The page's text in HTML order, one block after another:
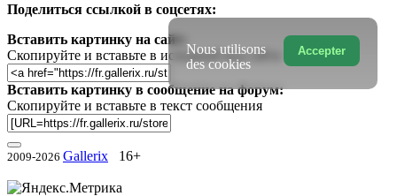
Поделиться ссылкой в соцсетях:
Вставить картинку на сайт:
Скопируйте и вставьте в исходный код сайта
Вставить картинку в сообщение на форум:
Скопируйте и вставьте в текст сообщения
2009-2026 Gallerix 16+
Accepter
Nous utilisons
des cookies